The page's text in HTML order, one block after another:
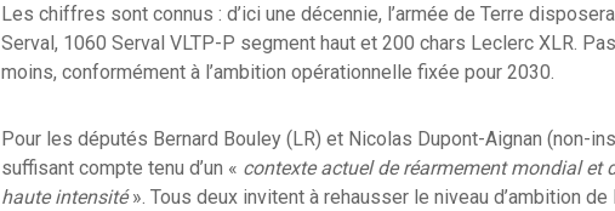
Les chiffres sont connus : d’ici une décennie, l’armée de Terre
Serval, 1060 Serval VLTP-P segment haut et 200 chars Leclerc XLR.
moins, conformément à l’ambition opérationnelle fixée pour 2030.
Pour les députés Bernard Bouley (LR) et Nicolas Dupont-Aignan (non-
suffisant compte tenu d’un « contexte actuel de réarmement mondial et
haute intensité». Tous deux invitent à rehausser le niveau d’ambition